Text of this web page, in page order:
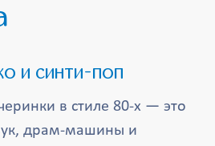
и синти-поп
в стиле 80-х — это
драм-машины и